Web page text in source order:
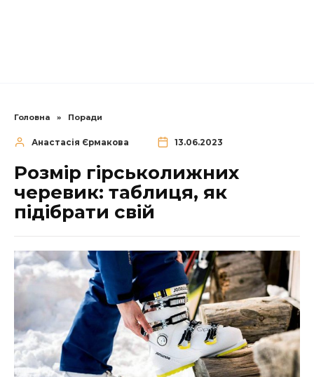
Головна » Поради
Анастасія Єрмакова 13.06.2023
Розмір гірськолижних
черевик: таблиця, як
підібрати свій